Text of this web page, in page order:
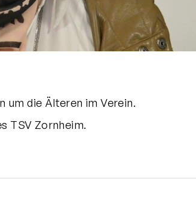
um die Älteren im Verein.
TSV Zornheim.